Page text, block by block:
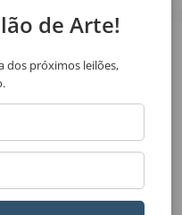
de Arte!
dos próximos leilões,